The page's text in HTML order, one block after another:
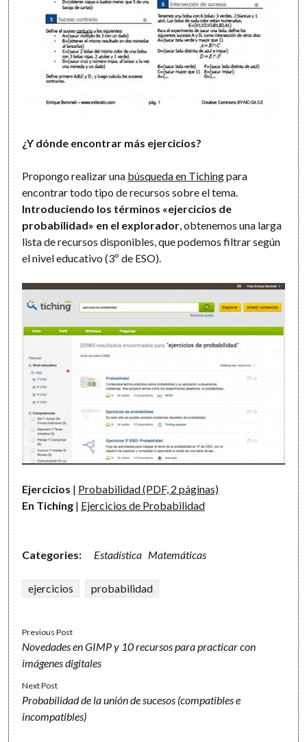
¿Y dónde encontrar más ejercicios?
Propongo realizar una búsqueda en Tichingpara
encontrar todo tipo de recursos sobre el tema.
Introduciendo los términos «ejercicios de
probabilidad» en el explorador, obtenemos una larga
lista de recursos disponibles, que podemos filtrar según
el nivel educativo (3º de ESO).
Ejercicios | Probabilidad (PDF, 2 páginas)
En Tiching | Ejercicios de Probabilidad
Categories: Estadística Matemáticas
ejercicios probabilidad
Previous Post
Novedades en GIMP y 10 recursos para practicar con
imágenes digitales
Next Post
Probabilidad de la unión de sucesos (compatibles e
incompatibles)